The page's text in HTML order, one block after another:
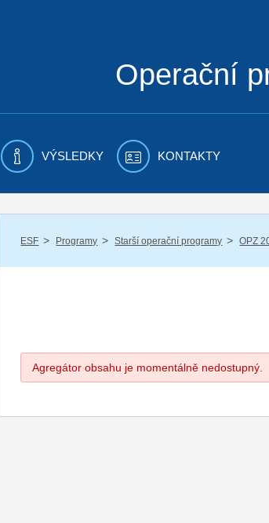
Operační
VÝSLEDKY KONTAKTY
ESF / Programy / Starší operační programy / OPZ
Agregátor obsahu je momentálně nedostupný.